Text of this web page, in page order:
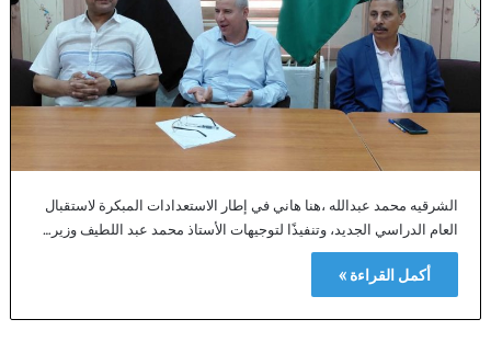
الشرقيه محمد عبدالله ،هنا هاني في إطار الاستعدادات المبكرة لاستقبال
العام الدراسي الجديد، وتنفيذًا لتوجيهات الأستاذ محمد عبد اللطيف وزير…
أكمل القراءة »